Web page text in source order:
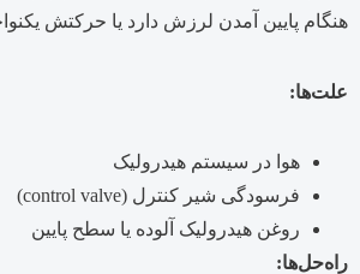
هنگام پایین آمدن لرزش دارد یا حرکتش
علت‌ها:
هوا در سیستم هیدرولیک
فرسودگی شیر کنترل (control valve)
روغن هیدرولیک آلوده یا سطح پایین
راه‌حل‌ها: